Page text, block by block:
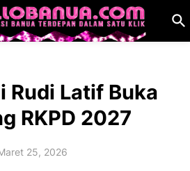
Rudi Latif Buka
RKPD 2027
25, 2026